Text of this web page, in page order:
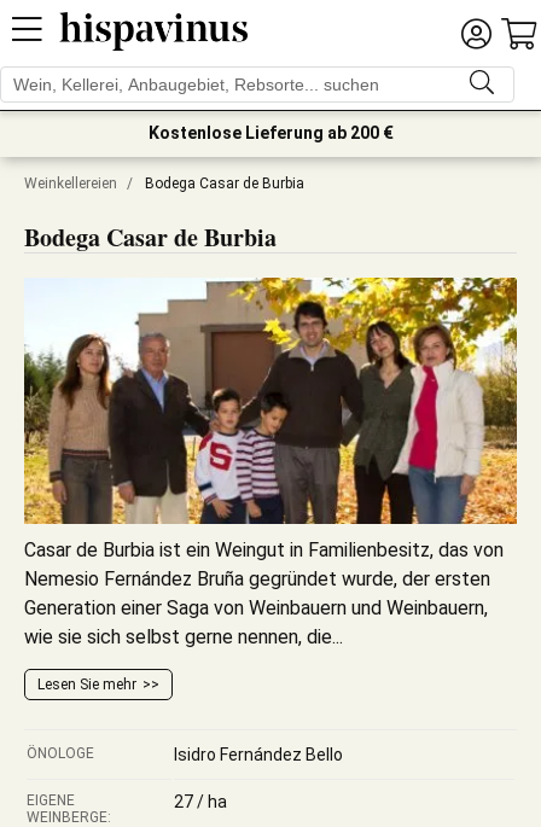
Kostenlose Lieferung ab 200 €
Weinkellereien / Bodega Casar de Burbia
Bodega Casar de Burbia
Casar de Burbia ist ein Weingut in Familienbesitz, das von
Nemesio Fernández Bruña gegründet wurde, der ersten
Generation einer Saga von Weinbauern und Weinbauern,
wie sie sich selbst gerne nennen, die...
Lesen Sie mehr
ÖNOLOGE Isidro Fernández Bello
EIGENE
WEINBERGE:
27 / ha